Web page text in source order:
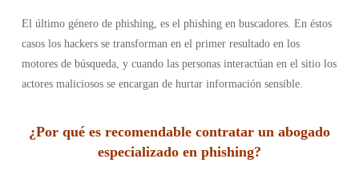
El último género de phishing, es el phishing en buscadores. En éstos
casos los hackers se transforman en el primer resultado en los
motores de búsqueda, y cuando las personas interactúan en el sitio los
actores maliciosos se encargan de hurtar información sensible.
¿Por qué es recomendable contratar un abogado
especializado en phishing?